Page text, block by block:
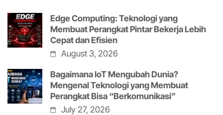
Edge Computing: Teknologi yang
Membuat Perangkat Pintar Bekerja Lebih
Cepat dan Efisien
August 3, 2026
Bagaimana IoT Mengubah Dunia?
Mengenal Teknologi yang Membuat
Perangkat Bisa “Berkomunikasi”
July 27, 2026